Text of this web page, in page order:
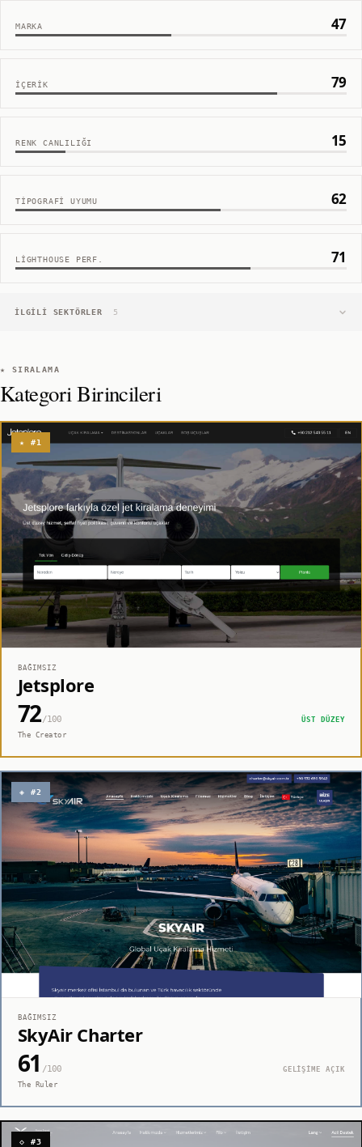
MARKA 47
İÇERIK 79
RENK CANLILIĞI 15
TIPOGRAFI UYUMU 62
LIGHTHOUSE PERF. 71
İLGILI SEKTÖRLER 5
★ SIRALAMA
Kategori Birincileri
★ #1
BAĞIMSIZ
Jetsplore
72/100
ÜST DÜZEY
The Creator
◈ #2
BAĞIMSIZ
SkyAir Charter
61 /100
GELİŞİME AÇIK
The Ruler
◇ #3